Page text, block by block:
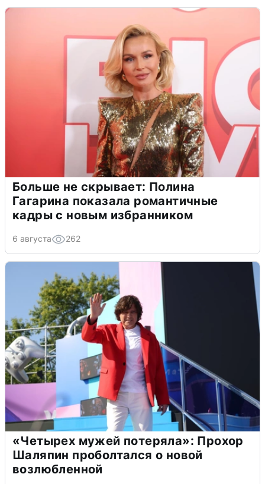
Больше не скрывает: Полина
Гагарина показала романтичные
кадры с новым избранником
6 августа 262
«Четырех мужей потеряла»: Прохор
Шаляпин проболтался о новой
возлюбленной